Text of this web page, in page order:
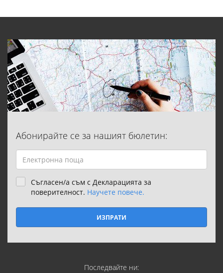
Абонирайте се за нашият бюлетин:
Съгласен/а съм с Декларацията за
поверителност. Научете повече.
ИЗПРАТИ
Последвайте ни: